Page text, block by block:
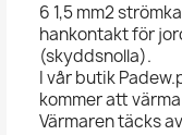
6 1,5 mm2
hankontakt för
(skyddsnolla).
I vår butik
kommer att
Värmaren täcks